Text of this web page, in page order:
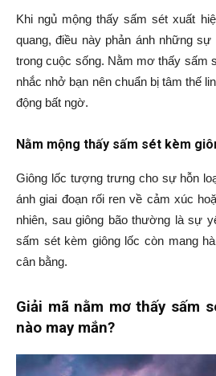
Khi ngủ mộng thấy sấm sét xuất
quang, điều này phản ánh những
trong cuộc sống. Nằm mơ thấy sấm
nhắc nhở bạn nên chuẩn bị tâm thế
động bất ngờ.
Nằm mộng thấy sấm sét kèm
Giông lốc tượng trưng cho sự hỗn
ánh giai đoạn rối ren về cảm xúc
nhiên, sau giông bão thường là sự
sấm sét kèm giông lốc còn mang
cân bằng.
Giải mã nằm mơ thấy sấm
nào may mắn?